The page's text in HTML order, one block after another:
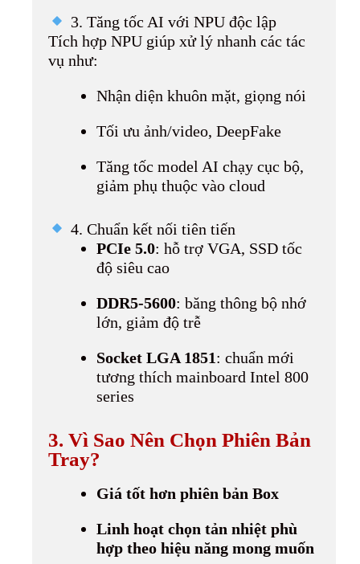
3. Tăng tốc AI với NPU độc lập
Tích hợp NPU giúp xử lý nhanh các tác
vụ như:
Nhận diện khuôn mặt, giọng nói
Tối ưu ảnh/video, DeepFake
Tăng tốc model AI chạy cục bộ,
giảm phụ thuộc vào cloud
4. Chuẩn kết nối tiên tiến
PCIe 5.0: hỗ trợ VGA, SSD tốc
độ siêu cao
DDR5-5600: băng thông bộ nhớ
lớn, giảm độ trễ
Socket LGA 1851: chuẩn mới
tương thích mainboard Intel 800
series
3. Vì Sao Nên Chọn Phiên Bản
Tray?
Giá tốt hơn phiên bản Box
Linh hoạt chọn tản nhiệt phù
hợp theo hiệu năng mong muốn